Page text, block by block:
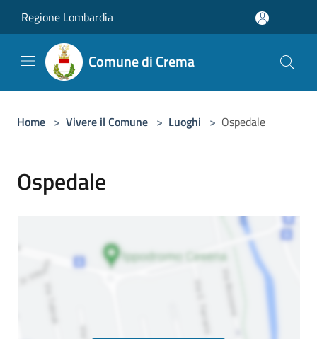
Regione Lombardia
Comune di Crema
Home > Vivere il Comune > Luoghi > Ospedale
Ospedale